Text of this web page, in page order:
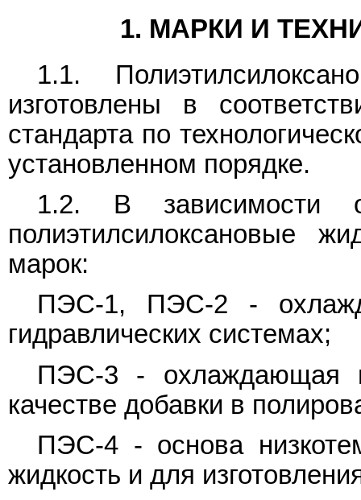
1. МАРКИ И
1.1.
изготовлены в
стандарта по
установленном порядке.
1.2. В зависимости
полиэтилсилоксановые
марок:
ПЭС-1, ПЭС-2 -
гидравлических системах;
ПЭС-3 - охлаждающая
качестве добавки в
ПЭС-4 - основа
жидкость и для